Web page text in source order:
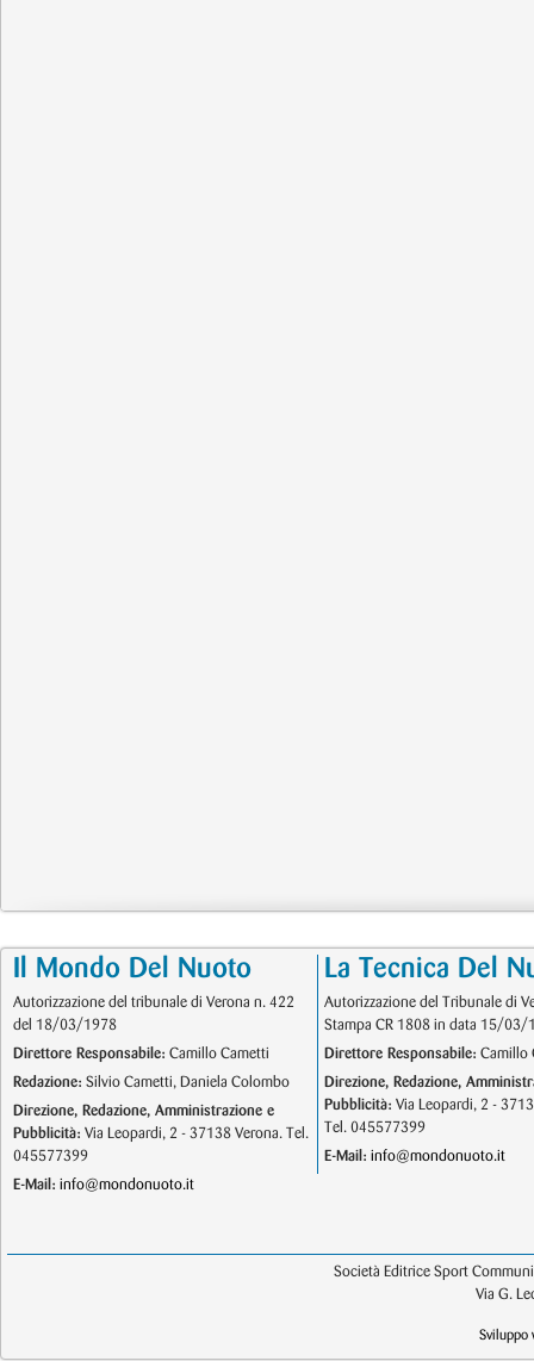
Il Mondo Del Nuoto
Autorizzazione del tribunale di Verona n. 422
del 18/03/1978
Direttore Responsabile: Camillo Cametti
Redazione: Silvio Cametti, Daniela Colombo
Direzione, Redazione, Amministrazione e
Pubblicità: Via Leopardi, 2 - 37138 Verona. Tel.
045577399
E-Mail: info@mondonuoto.it
La Tecnica Del
Autorizzazione del Tribunale di
Stampa CR 1808 in data 15/03/
Direttore Responsabile: Camillo
Direzione, Redazione,
Pubblicità: Via Leopardi, 2 -
Tel. 045577399
E-Mail: info@mondonuoto.it
Società Editrice Sport
Via G.
Sviluppo